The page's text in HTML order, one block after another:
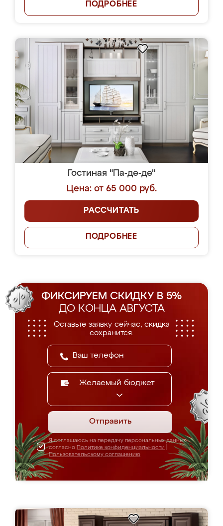
ПОДРОБНЕЕ
Гостиная "Па-де-де"
Цена: от 65 000 руб.
РАССЧИТАТЬ
ПОДРОБНЕЕ
ФИКСИРУЕМ СКИДКУ В 5%
ДО КОНЦА АВГУСТА
Оставьте заявку сейчас, скидка
сохранится.
Желаемый бюджет
Отправить
Я соглашаюсь на передачу персональных данных
согласно Политике конфиденциальности
Пользовательскому соглашению